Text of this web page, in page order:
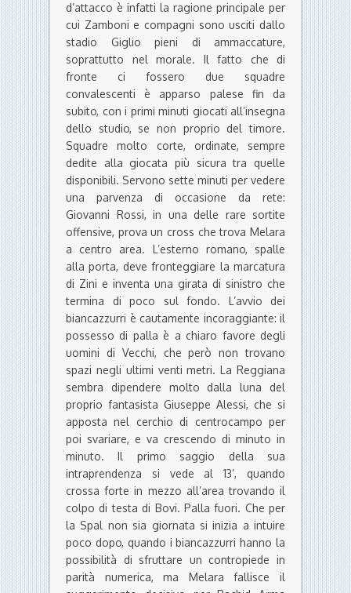
d’attacco è infatti la ragione principale per
cui Zamboni e compagni sono usciti dallo
stadio Giglio pieni di ammaccature,
soprattutto nel morale. Il fatto che di
fronte ci fossero due squadre
convalescenti è apparso palese fin da
subito, con i primi minuti giocati all’insegna
dello studio, se non proprio del timore.
Squadre molto corte, ordinate, sempre
dedite alla giocata più sicura tra quelle
disponibili. Servono sette minuti per vedere
una parvenza di occasione da rete:
Giovanni Rossi, in una delle rare sortite
offensive, prova un cross che trova Melara
a centro area. L’esterno romano, spalle
alla porta, deve fronteggiare la marcatura
di Zini e inventa una girata di sinistro che
termina di poco sul fondo. L’avvio dei
biancazzurri è cautamente incoraggiante: il
possesso di palla è a chiaro favore degli
uomini di Vecchi, che però non trovano
spazi negli ultimi venti metri. La Reggiana
sembra dipendere molto dalla luna del
proprio fantasista Giuseppe Alessi, che si
apposta nel cerchio di centrocampo per
poi svariare, e va crescendo di minuto in
minuto. Il primo saggio della sua
intraprendenza si vede al 13’, quando
crossa forte in mezzo all’area trovando il
colpo di testa di Bovi. Palla fuori. Che per
la Spal non sia giornata si inizia a intuire
poco dopo, quando i biancazzurri hanno la
possibilità di sfruttare un contropiede in
parità numerica, ma Melara fallisce il